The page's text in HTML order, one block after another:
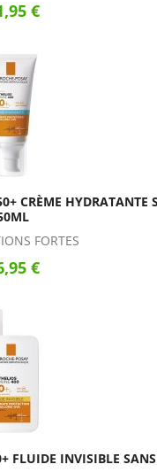
€
CRÈME HYDRATANTE
FORTES
€
FLUIDE INVISIBLE